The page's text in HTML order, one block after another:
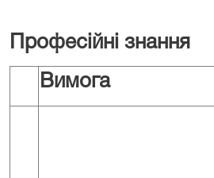
Професійні знання
Вимога